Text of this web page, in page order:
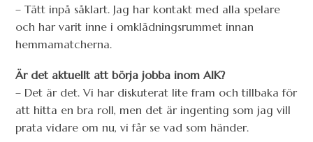
– Tätt inpå såklart. Jag har kontakt med alla spelare
och har varit inne i omklädningsrummet innan
hemmamatcherna.
Är det aktuellt att börja jobba inom AIK?
– Det är det. Vi har diskuterat lite fram och tillbaka för
att hitta en bra roll, men det är ingenting som jag vill
prata vidare om nu, vi får se vad som händer.